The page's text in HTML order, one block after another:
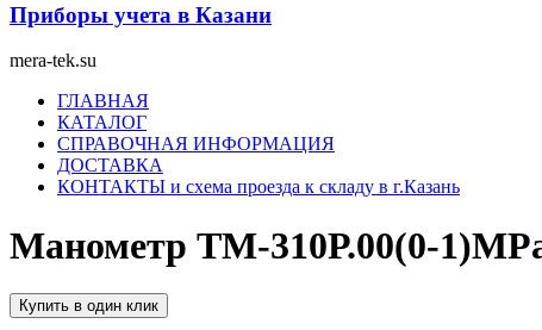
Приборы учета в Казани
mera-tek.su
МенюГЛАВНАЯ
КАТАЛОГ
СПРАВОЧНАЯ ИНФОРМАЦИЯ
ДОСТАВКА
КОНТАКТЫ и схема проезда к складу в г.Казань
Манометр ТМ-310Р.00(0-
Купить в один клик